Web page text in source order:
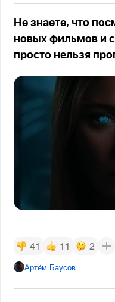
Не знаете, что
новых фильмов и
просто нельзя
41 11 2
Артём Баусов